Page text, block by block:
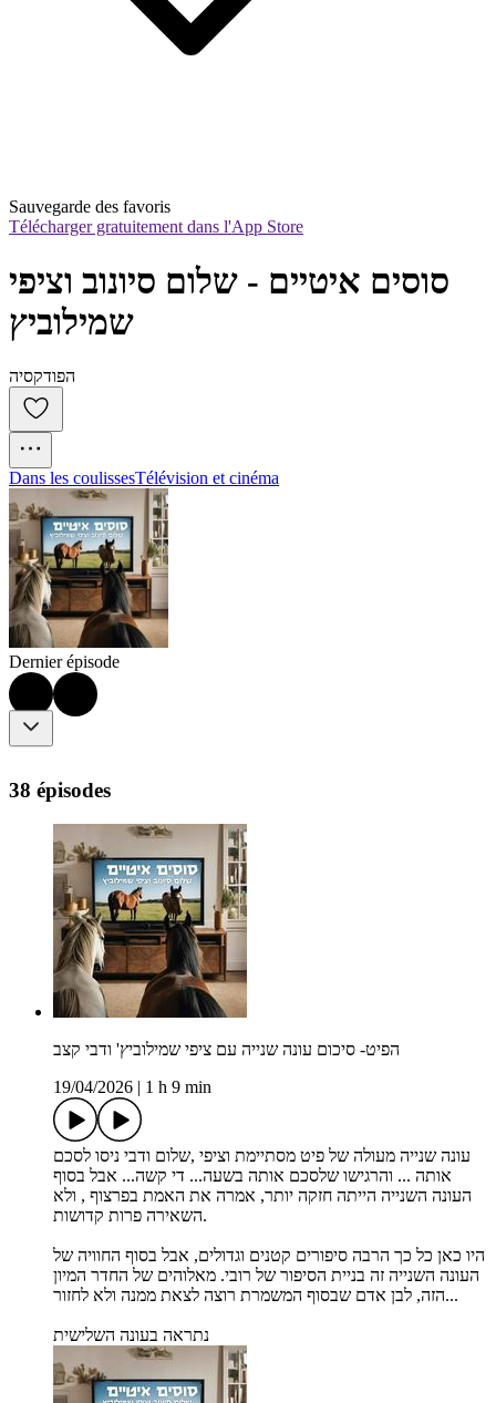
Sauvegarde des favoris
Télécharger gratuitement dans l'App Store
סוסים איטיים - שלום סיונוב וציפי
שמילוביץ
הפודקסיה
Dans les coulissesTélévision et cinéma
Dernier épisode
38 épisodes
הפיט- סיכום עונה שנייה עם ציפי שמילוביץ' ודבי קצב
19/04/2026 | 1 h 9 min
עונה שנייה מעולה של פיט מסתיימת וציפי ,שלום ודבי ניסו לסכם
אותה ... והרגישו שלסכם אותה בשעה... די קשה... אבל בסוף
העונה השנייה הייתה חזקה יותר, אמרה את האמת בפרצוף , ולא
השאירה פרות קדושות.
היו כאן כל כך הרבה סיפורים קטנים וגדולים, אבל בסוף החוויה של
העונה השנייה זה בניית הסיפור של רובי. מאלוהים של החדר המיון
הזה, לבן אדם שבסוף המשמרת רוצה לצאת ממנה ולא לחזור...
נתראה בעונה השלישית